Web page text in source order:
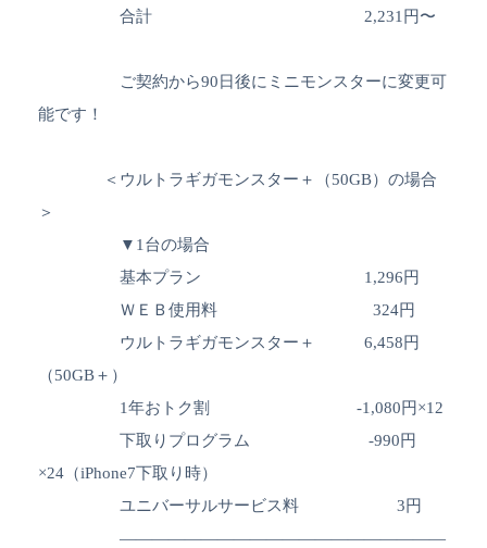
合計 2,231円〜
ご契約から90日後にミニモンスターに変更可
能です！
＜ウルトラギガモンスター＋（50GB）の場合
＞
▼1台の場合
基本プラン 1,296円
ＷＥＢ使用料 324円
ウルトラギガモンスター＋ 6,458円
（50GB＋）
1年おトク割 -1,080円×12
下取りプログラム -990円
×24（iPhone7下取り時）
ユニバーサルサービス料 3円
————————————————————